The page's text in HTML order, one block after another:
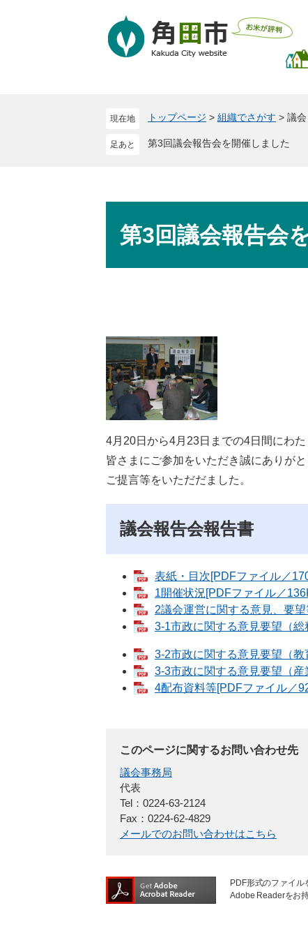
現在地 トップページ > 組織でさがす > 議会
第3回議会報告会を開催しました
第3回議会報告会
4月20日から4月23日までの4日間にわ
皆さまにご参加をいただき誠にありが
ご提言等をいただだました。
議会報告会報告書
表紙・目次[PDFファイル／
1開催状況[PDFファイル／
2議会運営に関する意見、要
3-1市政に関する意見要望（
3-2市政に関する意見要望（
3-3市政に関する意見要望（
4配布資料等[PDFファイル／
このページに関するお問い合わせ先
議会事務局
代表
Tel：0224-63-2124
Fax：0224-62-4829
メールでのお問い合わせはこちら
PDF形式のファイル
Adobe Readerをお